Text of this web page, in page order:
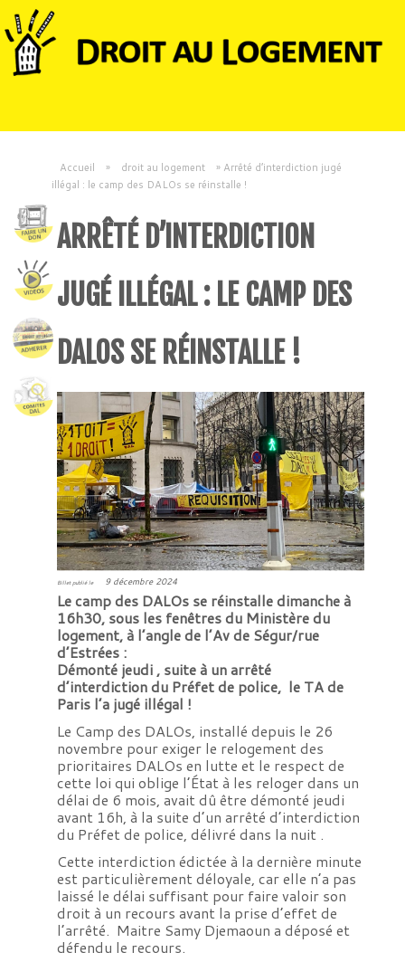
Accueil » droit au logement » Arrêté d’interdiction jugé
illégal : le camp des DALOs se réinstalle !
ARRÊTÉ D’INTERDICTION
JUGÉ ILLÉGAL : LE CAMP DES
DALOS SE RÉINSTALLE !
Billet publié le 9 décembre 2024
Le camp des DALOs se réinstalle dimanche à
16h30, sous les fenêtres du Ministère du
logement, à l’angle de l’Av de Ségur/rue
d’Estrées :
Démonté jeudi , suite à un arrêté
d’interdiction du Préfet de police, le TA de
Paris l’a jugé illégal !
Le Camp des DALOs, installé depuis le 26
novembre pour exiger le relogement des
prioritaires DALOs en lutte et le respect de
cette loi qui oblige l’État à les reloger dans un
délai de 6 mois, avait dû être démonté jeudi
avant 16h, à la suite d’un arrêté d’interdiction
du Préfet de police, délivré dans la nuit .
Cette interdiction édictée à la dernière minute
est particulièrement déloyale, car elle n’a pas
laissé le délai suffisant pour faire valoir son
droit à un recours avant la prise d’effet de
l’arrêté. Maitre Samy Djemaoun a déposé et
défendu le recours.